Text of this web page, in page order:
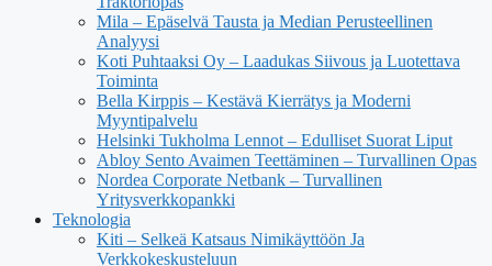
Mila – Epäselvä Tausta ja Median Perusteellinen
Analyysi
Koti Puhtaaksi Oy – Laadukas Siivous ja Luotettava
Toiminta
Bella Kirppis – Kestävä Kierrätys ja Moderni
Myyntipalvelu
Helsinki Tukholma Lennot – Edulliset Suorat Liput
Abloy Sento Avaimen Teettäminen – Turvallinen Opas
Nordea Corporate Netbank – Turvallinen
Yritysverkkopankki
Teknologia
Kiti – Selkeä Katsaus Nimikäyttöön Ja
Verkkokeskusteluun